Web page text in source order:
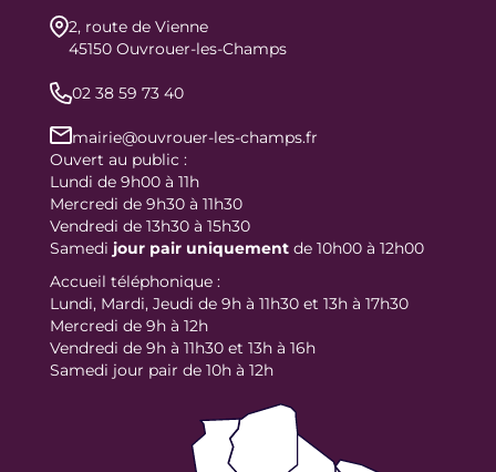
2, route de Vienne
45150 Ouvrouer-les-Champs
02 38 59 73 40
mairie@ouvrouer-les-champs.fr
Ouvert au public :
Lundi de 9h00 à 11h
Mercredi de 9h30 à 11h30
Vendredi de 13h30 à 15h30
Samedi jour pair uniquement de 10h00 à 12h00
Accueil téléphonique :
Lundi, Mardi, Jeudi de 9h à 11h30 et 13h à 17h30
Mercredi de 9h à 12h
Vendredi de 9h à 11h30 et 13h à 16h
Samedi jour pair de 10h à 12h